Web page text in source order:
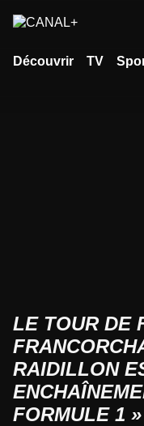
Découvrir TV
LE TOUR DE
RAIDILLON
FORMULE 1 »